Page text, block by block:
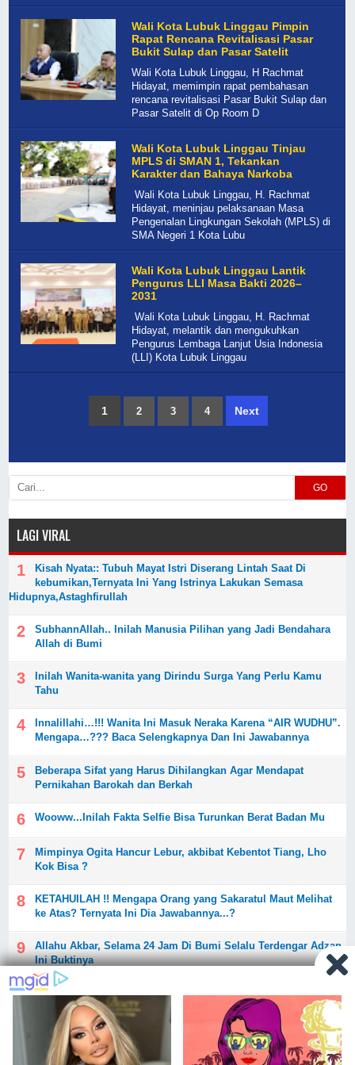
Wali Kota Lubuk Linggau Pimpin
Rapat Rencana Revitalisasi Pasar
Bukit Sulap dan Pasar Satelit
Wali Kota Lubuk Linggau, H Rachmat
Hidayat, memimpin rapat pembahasan
rencana revitalisasi Pasar Bukit Sulap dan
Pasar Satelit di Op Room D
Wali Kota Lubuk Linggau Tinjau
MPLS di SMAN 1, Tekankan
Karakter dan Bahaya Narkoba
Wali Kota Lubuk Linggau, H. Rachmat
Hidayat, meninjau pelaksanaan Masa
Pengenalan Lingkungan Sekolah (MPLS) di
SMA Negeri 1 Kota Lubu
Wali Kota Lubuk Linggau Lantik
Pengurus LLI Masa Bakti 2026–
2031
Wali Kota Lubuk Linggau, H. Rachmat
Hidayat, melantik dan mengukuhkan
Pengurus Lembaga Lanjut Usia Indonesia
(LLI) Kota Lubuk Linggau
1 2 3 4 Next
GO
LAGI VIRAL
Kisah Nyata:: Tubuh Mayat Istri Diserang Lintah Saat Di
kebumikan,Ternyata Ini Yang Istrinya Lakukan Semasa
Hidupnya,Astaghfirullah
SubhannAllah.. Inilah Manusia Pilihan yang Jadi Bendahara
Allah di Bumi
Inilah Wanita-wanita yang Dirindu Surga Yang Perlu Kamu
Tahu
Innalillahi…!!! Wanita Ini Masuk Neraka Karena “AIR WUDHU”.
Mengapa…??? Baca Selengkapnya Dan Ini Jawabannya
Beberapa Sifat yang Harus Dihilangkan Agar Mendapat
Pernikahan Barokah dan Berkah
Wooww...Inilah Fakta Selfie Bisa Turunkan Berat Badan Mu
Mimpinya Ogita Hancur Lebur, akbibat Kebentot Tiang, Lho
Kok Bisa ?
KETAHUILAH !! Mengapa Orang yang Sakaratul Maut Melihat
ke Atas? Ternyata Ini Dia Jawabannya...?
Allahu Akbar, Selama 24 Jam Di Bumi Selalu Terdengar Adzan,
Ini Buktinya
Lebih Baik Jomblo Tau-Tau Nikah Daripada Pacaran Gak
Nikah-Nikah, Setuju? Silahkan Share !